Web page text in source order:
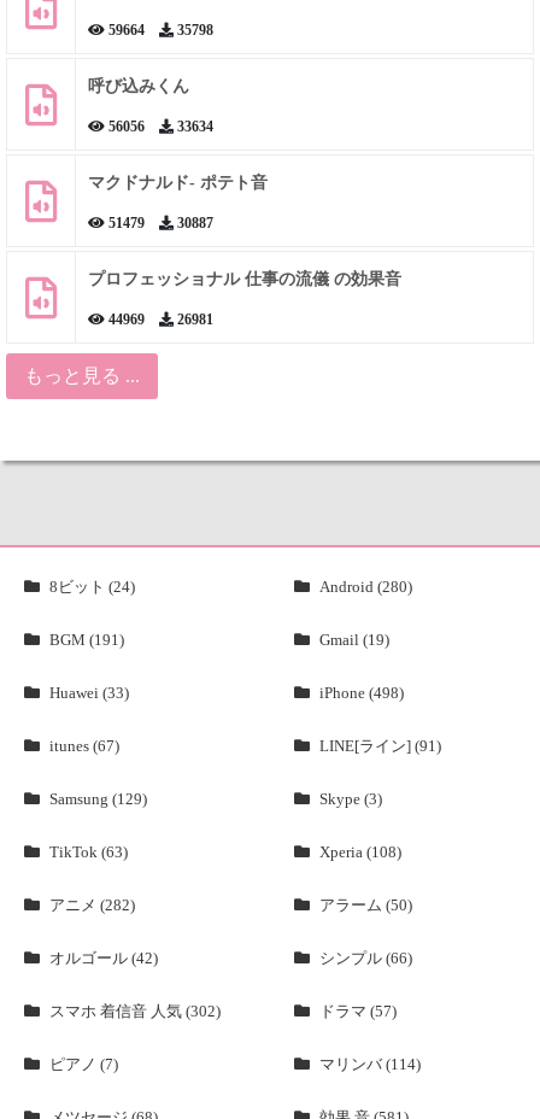
59664 35798
呼び込みくん
56056 33634
マクドナルド- ポテト音
51479 30887
プロフェッショナル 仕事の流儀 の効果音
44969 26981
もっと見る ...
8ビット (24) Android (280)
BGM (191) Gmail (19)
Huawei (33) iPhone (498)
itunes (67) LINE[ライン] (91)
Samsung (129) Skype (3)
TikTok (63) Xperia (108)
アニメ (282) アラーム (50)
オルゴール (42) シンプル (66)
スマホ 着信音 人気 (302) ドラマ (57)
ピアノ (7) マリンバ (114)